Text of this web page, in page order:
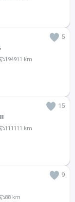
5
194911 km
15
111111 km
9
88 km